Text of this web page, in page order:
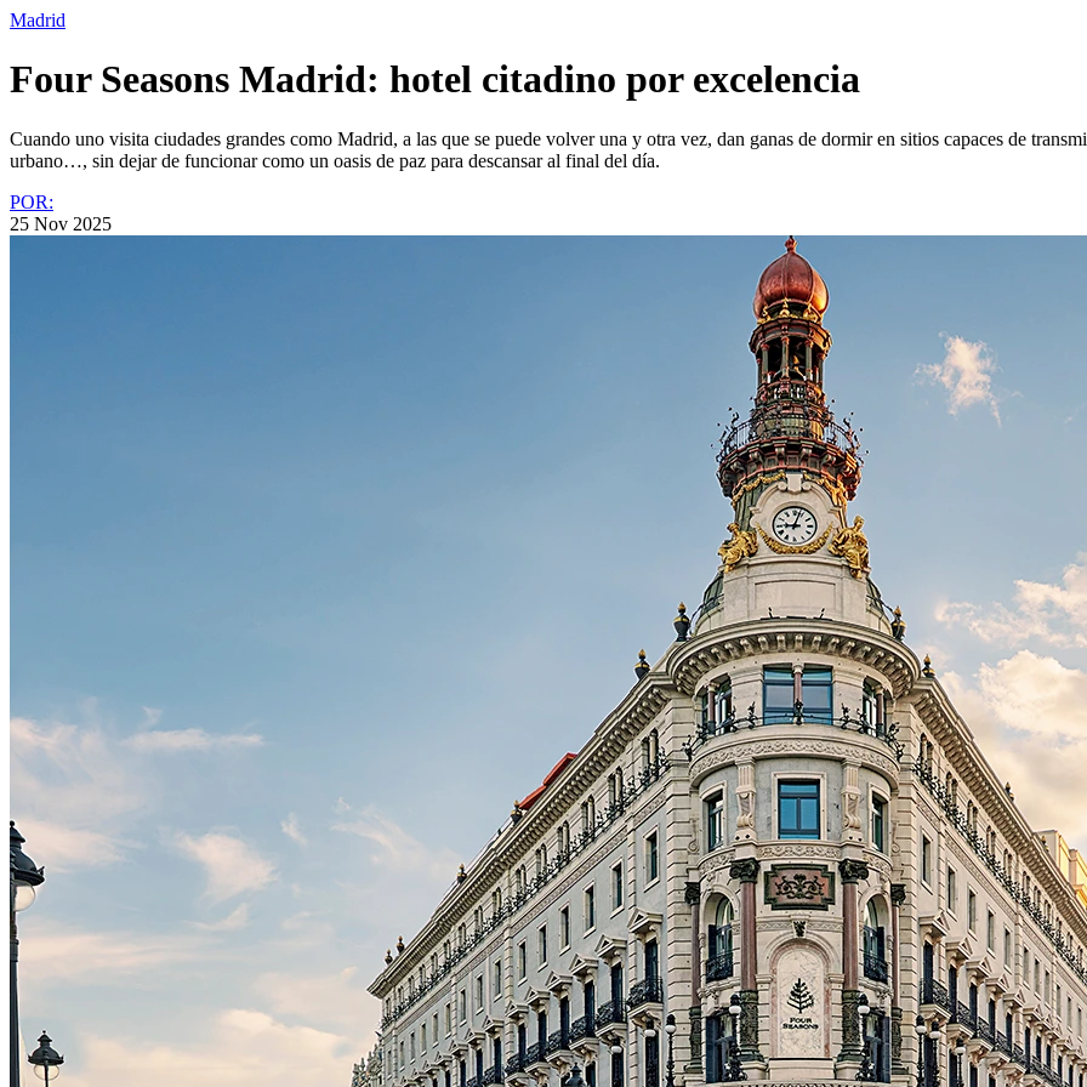
Madrid
Four Seasons Madrid: hotel citadino por excelencia
Cuando uno visita ciudades grandes como Madrid, a las que se puede volver una y otra vez, dan ganas de dormir en sitios capaces de
urbano…, sin dejar de funcionar como un oasis de paz para descansar al final del día.
POR:
25 Nov 2025